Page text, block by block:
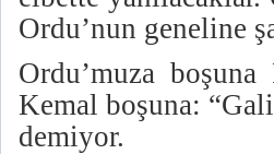
Ordu’nun geneline
Ordu’muza
Kemal boşuna:
demiyor.